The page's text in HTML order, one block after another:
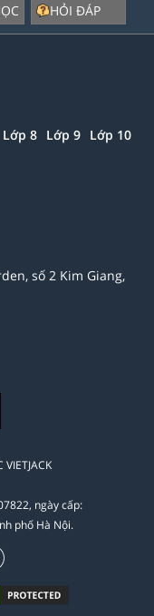
HỎI ĐÁP
Lớp 8 Lớp 9 Lớp 10
số 2 Kim Giang,
ngày cấp:
phố Hà Nội.